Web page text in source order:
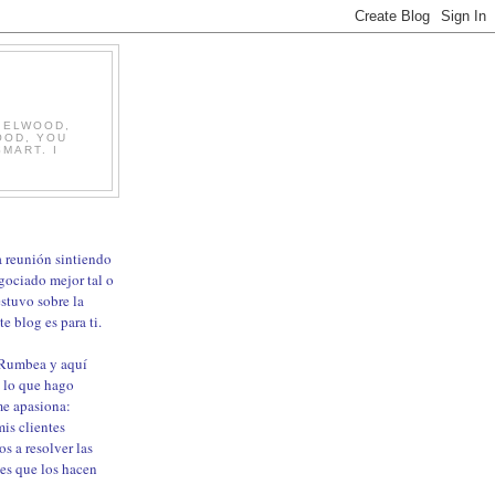
YOU
I
reunión sintiendo
mejor tal o
sobre la
blog es para ti.
y aquí
que hago
apasiona:
clientes
a resolver las
que los hacen